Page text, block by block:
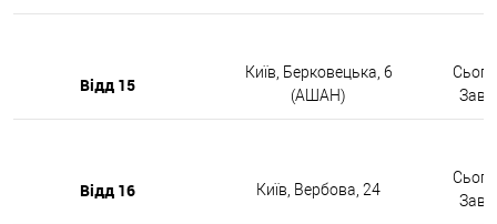
Відд 15
Київ, Берковецька, 6
(АШАН)
Відд 16 Київ, Вербова, 24